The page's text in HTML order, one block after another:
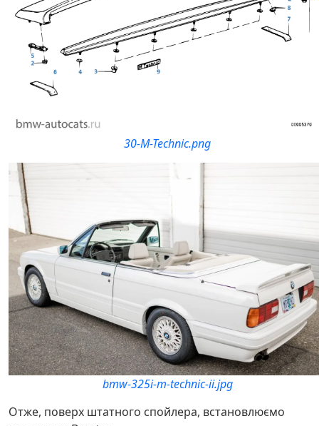
30-M-Technic.png
bmw-325i-m-technic-ii.jpg
Отже, поверх штатного спойлера, встановлюємо